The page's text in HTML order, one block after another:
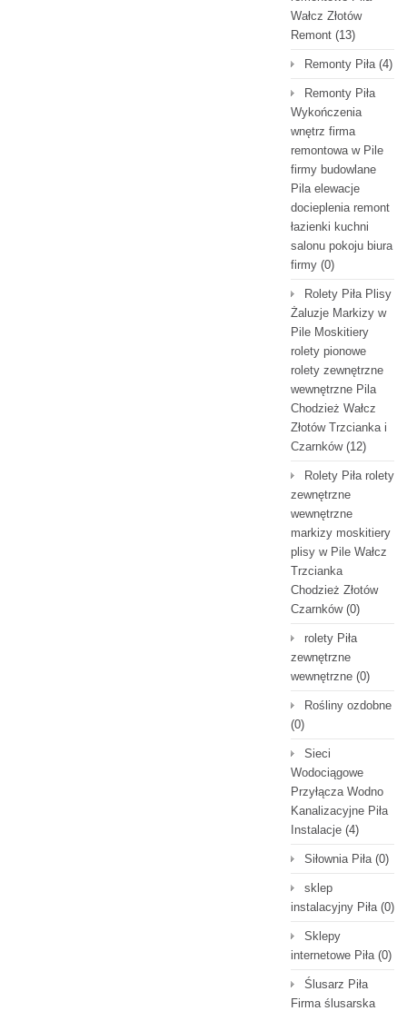
Wałcz Złotów
Remont (13)
Remonty Piła(4)
Remonty Piła
Wykończenia
wnętrz firma
remontowa w Pile
firmy budowlane
Pila elewacje
docieplenia remont
łazienki kuchni
salonu pokoju biura
firmy (0)
Rolety Piła Plisy
Żaluzje Markizy w
Pile Moskitiery
rolety pionowe
rolety zewnętrzne
wewnętrzne Pila
Chodzież Wałcz
Złotów Trzcianka i
Czarnków(12)
Rolety Piła rolety
zewnętrzne
wewnętrzne
markizy moskitiery
plisy w Pile Wałcz
Trzcianka
Chodzież Złotów
Czarnków(0)
rolety Piła
zewnętrzne
wewnętrzne (0)
Rośliny ozdobne
(0)
Sieci
Wodociągowe
Przyłącza Wodno
Kanalizacyjne Piła
Instalacje (4)
Siłownia Piła(0)
sklep
instalacyjny Piła(0)
Sklepy
internetowe Piła(0)
Ślusarz Piła
Firma ślusarska